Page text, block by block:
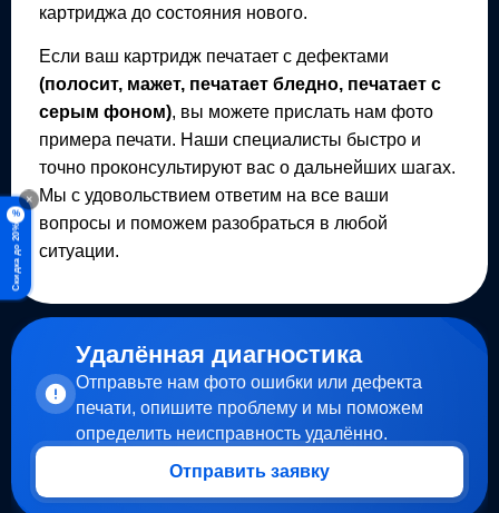
×
%
Скидка до 20%
картриджа до состояния нового.
Если ваш картридж печатает с дефектами
(полосит, мажет, печатает бледно, печатает с
серым фоном), вы можете прислать нам фото
примера печати. Наши специалисты быстро и
точно проконсультируют вас о дальнейших шагах.
Мы с удовольствием ответим на все ваши
вопросы и поможем разобраться в любой
ситуации.
Удалённая диагностика
Отправьте нам фото ошибки или дефекта
печати, опишите проблему и мы поможем
определить неисправность удалённо.
Отправить заявку